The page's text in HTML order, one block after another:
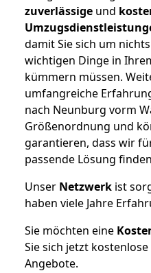
zuverlässige und
damit Sie sich um
wichtigen Dinge in
kümmern müssen.
umfangreiche
nach Neunburg vorm
Größenordnung und
garantieren, dass wir
passende Lösung
Unser Netzwerk ist
haben viele Jahre
Sie möchten eine
Sie sich jetzt
Angebote.